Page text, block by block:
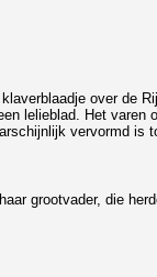
over de
lelieblad. Het
vervormd
grootvader, die